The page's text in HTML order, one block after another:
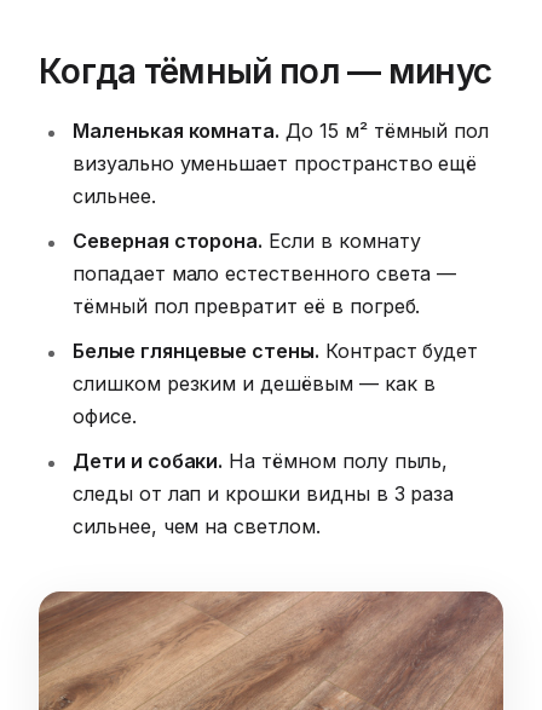
Когда тёмный пол — минус
Маленькая комната. До 15 м² тёмный пол
визуально уменьшает пространство ещё
сильнее.
Северная сторона. Если в комнату
попадает мало естественного света —
тёмный пол превратит её в погреб.
Белые глянцевые стены. Контраст будет
слишком резким и дешёвым — как в
офисе.
Дети и собаки. На тёмном полу пыль,
следы от лап и крошки видны в 3 раза
сильнее, чем на светлом.